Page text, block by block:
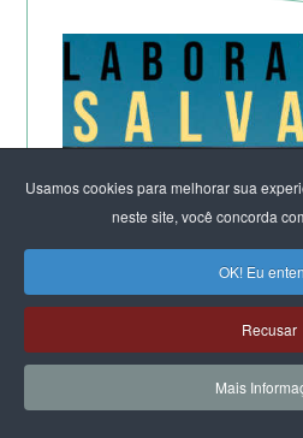
Usamos cookies para melhorar sua
neste site, você concorda
OK! Eu
Recusar
Mais